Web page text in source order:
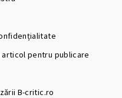
articol pentru publicare
B-critic.ro